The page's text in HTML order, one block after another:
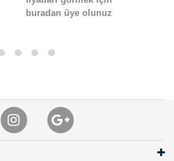
buradan üye olunuz